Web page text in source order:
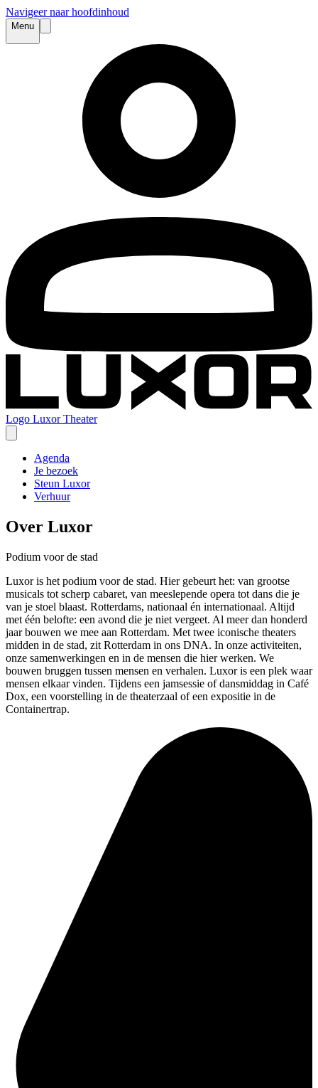
Navigeer naar hoofdinhoud
Menu
Logo Luxor Theater
Agenda
Je bezoek
Steun Luxor
Verhuur
Over Luxor
Podium voor de stad
Luxor is het podium voor de stad. Hier gebeurt het: van grootse
musicals tot scherp cabaret, van meeslepende opera tot dans die je
van je stoel blaast. Rotterdams, nationaal én internationaal. Altijd
met één belofte: een avond die je niet vergeet. Al meer dan honderd
jaar bouwen we mee aan Rotterdam. Met twee iconische theaters
midden in de stad, zit Rotterdam in ons DNA. In onze activiteiten,
onze samenwerkingen en in de mensen die hier werken. We
bouwen bruggen tussen mensen en verhalen. Luxor is een plek waar
mensen elkaar vinden. Tijdens een jamsessie of dansmiddag in Café
Dox, een voorstelling in de theaterzaal of een expositie in de
Containertrap.